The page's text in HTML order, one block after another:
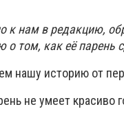
к нам в редакцию,
о том, как её парень
нашу историю от
не умеет красиво